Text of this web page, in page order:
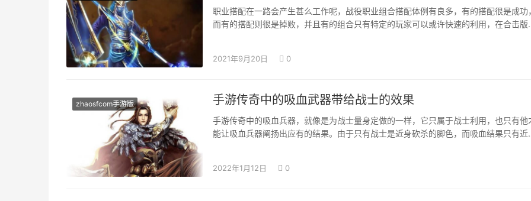
职业搭配在一路会产生甚么工作呢，战役职业组合搭配体例有良多，有的搭配很是成功
而有的搭配则很是掉败，并且有的组合只有特定的玩家可以或许快速的利用，在合击版
2021年9月20日 0
zhaosfcom手游版 手游传奇中的吸血武器带给战士的效果
手游传奇中的吸血兵器，就像是为战士量身定做的一样，它只属于战士利用，也只有他
能让吸血兵器阐扬出应有的结果。由于只有战士是近身砍杀的脚色，而吸血结果只有近
2022年1月12日 0